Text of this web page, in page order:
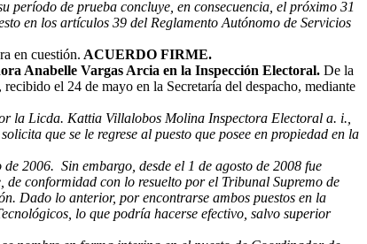
de prueba concluye, en consecuencia, el próximo 31
en los artículos 39 del Reglamento Autónomo de Servicios
en cuestión. ACUERDO FIRME.
Anabelle Vargas Arcia en la Inspección Electoral. De la
el 24 de mayo en la Secretaría del despacho, mediante
la Licda. Kattia Villalobos Molina Inspectora Electoral a. i.,
que se le regrese al puesto que posee en propiedad en la
2006. Sin embargo, desde el 1 de agosto de 2008 fue
conformidad con lo resuelto por el Tribunal Supremo de
Dado lo anterior, por encontrarse ambos puestos en la
lo que podría hacerse efectivo, salvo superior